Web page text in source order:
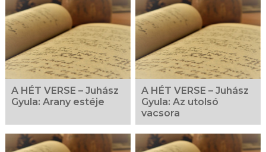
A HÉT VERSE – Juhász
Gyula: Arany estéje
A HÉT VERSE – Juhász
Gyula: Az utolsó
vacsora